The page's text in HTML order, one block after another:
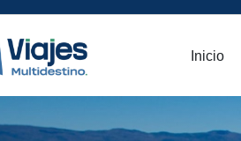
Inicio